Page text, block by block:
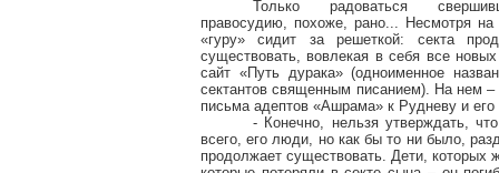
Только радоваться
правосудию, похоже, рано... Несмотря на
«гуру» сидит за решеткой: секта
существовать, вовлекая в себя все
сайт «Путь дурака» (одноименное
сектантов священным писанием). На нем
письма адептов «Ашрама» к Рудневу и его
- Конечно, нельзя утверждать,
всего, его люди, но как бы то ни было,
продолжает существовать. Дети, которых